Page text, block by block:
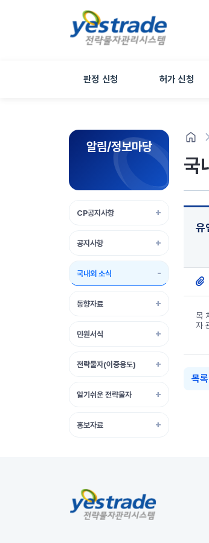
판정 신청 허가 신청
알림/정보마당
CP공지사항
공지사항
국내외 소식
동향자료
민원서식
전략물자(이중용도)
알기쉬운 전략물자
홍보자료
국
유
목
자
목록